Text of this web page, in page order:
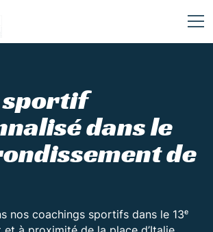
sportif
dans le
de
nos coachings sportifs dans le 13ᵉ